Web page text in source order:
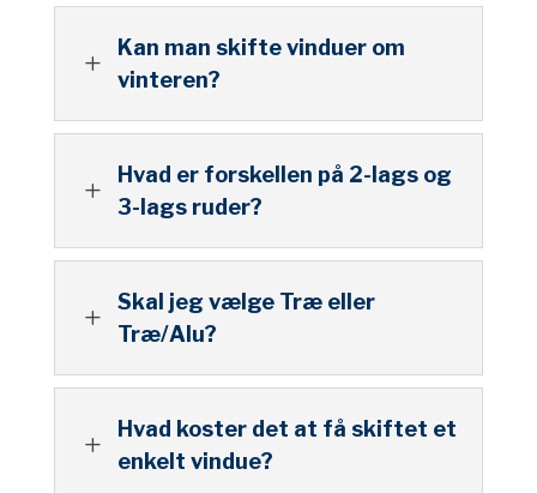
L
Kan man skifte vinduer om
vinteren?
L
Hvad er forskellen på 2-lags og
3-lags ruder?
L
Skal jeg vælge Træ eller
Træ/Alu?
L
Hvad koster det at få skiftet et
enkelt vindue?